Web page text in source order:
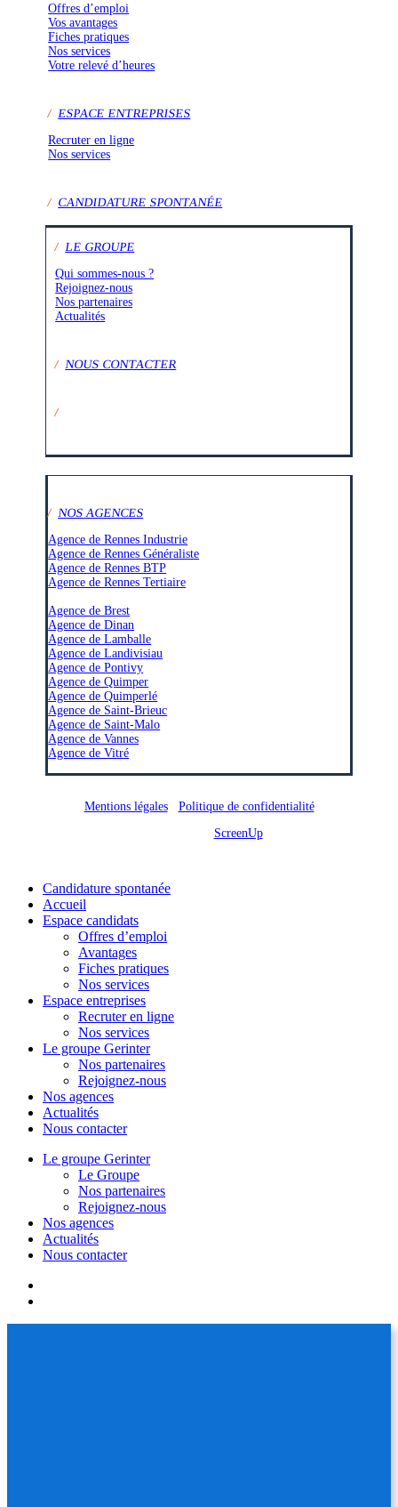
Offres d’emploi
Vos avantages
Fiches pratiques
Nos services
Votre relevé d’heures
/ ESPACE ENTREPRISES
Recruter en ligne
Nos services
/ CANDIDATURE SPONTANÉE
/ LE GROUPE
Qui sommes-nous ?
Rejoignez-nous
Nos partenaires
Actualités
/NOUS CONTACTER
/
/ NOS AGENCES
Agence de Rennes Industrie
Agence de Rennes Généraliste
Agence de Rennes BTP
Agence de Rennes Tertiaire
Agence de Brest
Agence de Dinan
Agence de Lamballe
Agence de Landivisiau
Agence de Pontivy
Agence de Quimper
Agence de Quimperlé
Agence de Saint-Brieuc
Agence de Saint-Malo
Agence de Vannes
Agence de Vitré
Mentions légales/ Politique de confidentialité
ScreenUp
Close
Menu
Candidature spontanée
Accueil
Espace candidats
Offres d’emploi
Avantages
Fiches pratiques
Nos services
Espace entreprises
Recruter en ligne
Nos services
Le groupe Gerinter
Nos partenaires
Rejoignez-nous
Nos agences
Actualités
Nous contacter
Le groupe Gerinter
Le Groupe
Nos partenaires
Rejoignez-nous
Nos agences
Actualités
Nous contacter